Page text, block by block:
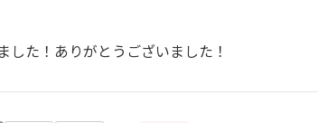
た！ありがとうございました！